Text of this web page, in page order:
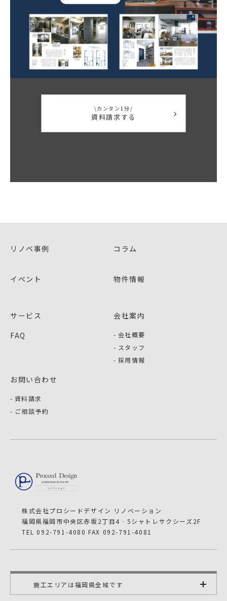
\カンタン1分/
資料請求する
リノベ事例
イベント
コラム
物件情報
サービス
FAQ
会社案内
会社概要
スタッフ
採用情報
お問い合わせ
資料請求
ご相談予約
株式会社プロシードデザイン リノベーション
福岡県福岡市中央区赤坂2丁目4‐5シャトレサクシーズ2F
TEL 092-791-4080 FAX 092-791-4081
施工エリアは福岡県全域です